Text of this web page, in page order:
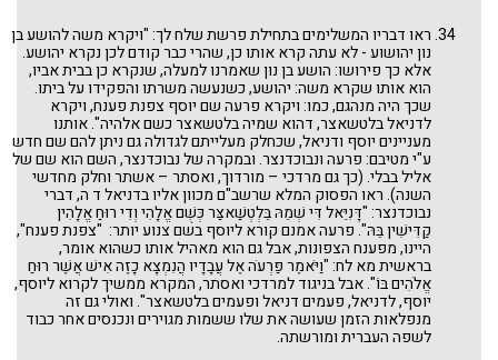
ראו דבריו המשלימים בתחילת פרשת שלח לך: "ויקרא משה להושע בן
נון יהושוע - לא עתה קרא אותו כן, שהרי כבר קודם לכן נקרא יהושע.
אלא כך פירושו: הושע בן נון שאמרנו למעלה, שנקרא כן בבית אביו,
הוא אותו שקרא משה: יהושע, כשנעשה משרתו והפקידו על ביתו.
שכך היה מנהגם, כמו: ויקרא פרעה שם יוסף צפנת פענח, ויקרא
לדניאל בלטשאצר, דהוא שמיה בלטשאצר כשם אלהיה". אותנו
מעניינים יוסף ודניאל, שכחלק מעלייתם לגדולה גם ניתן להם שם חדש
ע"י מטיבם: פרעה ונבוכדנצר. ובמקרה של נבוכדנצר, השם הוא שם של
אליל בבלי. (כך גם מרדכי – מורדוך, ואסתר – אשתר וחלק מחדשי
השנה). ראו הפסוק המלא שרשב"ם מכוון אליו בדניאל ד ה, דברי
נבוכדנצר: "דָּנִיֵּאל דִּי שְׁמֵהּ בֵּלְטְשַׁאצַּר כְּשֻׁם אֱלָהִי וְדִי רוּחַ אֱלָהִין
קַדִּישִׁין בֵּהּ". פרעה אמנם קורא ליוסף בשם צנוע יותר: "צפנת פענח",
היינו, מפענח הצפונות, אבל גם הוא מאהיל אותו כשהוא אומר,
בראשית מא לח: "וַיֹּאמֶר פַּרְעֹה אֶל עֲבָדָיו הֲנִמְצָא כָזֶה אִישׁ אֲשֶׁר רוּחַ
אֱלֹהִים בּוֹ". אבל בניגוד למרדכי ואסתר, המקרא ממשיך לקרוא ליוסף,
יוסף, לדניאל, פעמים דניאל ופעמים בלטשאצר". ואולי גם זה
מנפלאות הזמן שעושה את שלו ששמות מגוירים ונכנסים אחר כבוד
לשפה העברית ומורשתה.